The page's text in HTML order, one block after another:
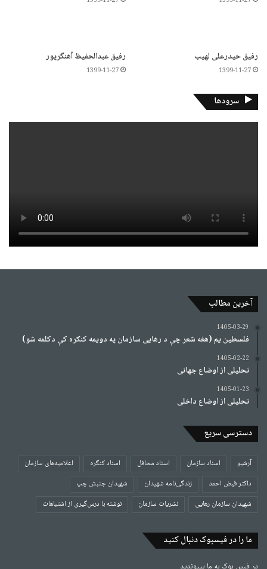
رفیق حیدرعلی لهیب
1399-11-27
رفیق عبدالحفیظ آهنگرپور
1399-11-27
سرودها
آخرین مطالب
1405-03-29
فلسطین یم (هغه شعر چې د رهایی سازمان په دویمه کنګره کې دکلمه شو)
1405-02-22
تحلیلی از اوضاع جهانی
1405-01-23
تحلیلی از اوضاع داخلی
دسترسی سریع
آرشیو اسناد سازمان اسناد محافل اسناد کنگره
اعلامیه‌های سازمان
داکتر فیض احمد
زندگی‌نامه شهیدان
شهیدان جنبش چپ
شهیدان سازمان رهایی
نشریات سازمان نوشته با درس‌گیری از اشتباهات
ما را در فیسبوک دنبال کنید